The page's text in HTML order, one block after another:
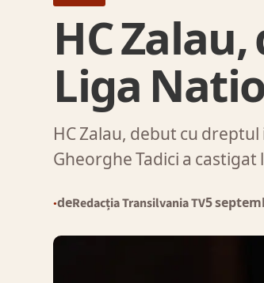
HC
Liga
HC Zalau, debut cu
Gheorghe Tadici a castigat
●deRedacția Transilvania TV5